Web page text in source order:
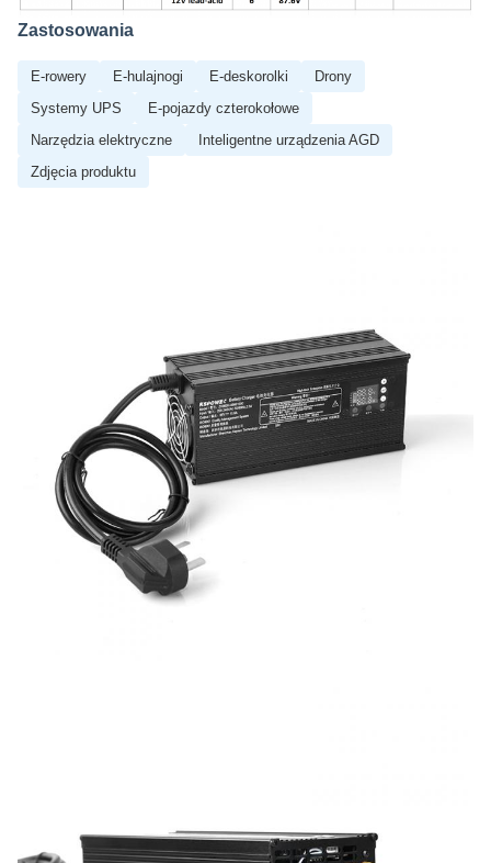
Zastosowania
E-rowery E-hulajnogi E-deskorolki
Drony
Systemy UPS
E-pojazdy czterokołowe
Narzędzia elektryczne
Inteligentne urządzenia AGD
Zdjęcia produktu